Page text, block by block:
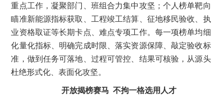
重点工作，凝聚部门、班组合力集中攻坚；个人榜单靶向
瞄准新能源指标获取、工程竣工结算、征地移民验收、执
业资格取证等长期卡点、难点专项工作。每一项榜单均细
化量化指标、明确完成时限、落实资源保障、敲定验收标
准，做到任务可落地、过程可管控、结果可核验，从源头
杜绝形式化、表面化攻坚。
开放揭榜赛马 不拘一格选用人才